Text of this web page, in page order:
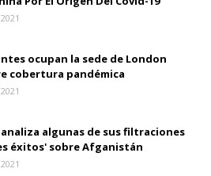
ocupan la sede de London
cobertura pandémica
algunas de sus filtraciones
éxitos' sobre Afganistán